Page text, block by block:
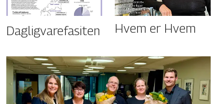
Dagligvarefasiten Hvem er Hvem